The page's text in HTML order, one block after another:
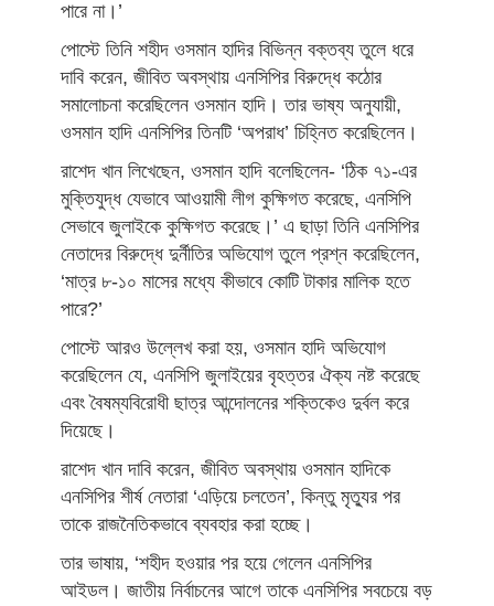
পারে না।’
পোস্টে তিনি শহীদ ওসমান হাদির বিভিন্ন বক্তব্য তুলে ধরে
দাবি করেন, জীবিত অবস্থায় এনসিপির বিরুদ্ধে কঠোর
সমালোচনা করেছিলেন ওসমান হাদি। তার ভাষ্য অনুযায়ী,
ওসমান হাদি এনসিপির তিনটি ‘অপরাধ’ চিহ্নিত করেছিলেন।
রাশেদ খান লিখেছেন, ওসমান হাদি বলেছিলেন- ‘ঠিক ৭১-এর
মুক্তিযুদ্ধ যেভাবে আওয়ামী লীগ কুক্ষিগত করেছে, এনসিপি
সেভাবে জুলাইকে কুক্ষিগত করেছে।’ এ ছাড়া তিনি এনসিপির
নেতাদের বিরুদ্ধে দুর্নীতির অভিযোগ তুলে প্রশ্ন করেছিলেন,
‘মাত্র ৮-১০ মাসের মধ্যে কীভাবে কোটি টাকার মালিক হতে
পারে?’
পোস্টে আরও উল্লেখ করা হয়, ওসমান হাদি অভিযোগ
করেছিলেন যে, এনসিপি জুলাইয়ের বৃহত্তর ঐক্য নষ্ট করেছে
এবং বৈষম্যবিরোধী ছাত্র আন্দোলনের শক্তিকেও দুর্বল করে
দিয়েছে।
রাশেদ খান দাবি করেন, জীবিত অবস্থায় ওসমান হাদিকে
এনসিপির শীর্ষ নেতারা ‘এড়িয়ে চলতেন’, কিন্তু মৃত্যুর পর
তাকে রাজনৈতিকভাবে ব্যবহার করা হচ্ছে।
তার ভাষায়, ‘শহীদ হওয়ার পর হয়ে গেলেন এনসিপির
আইডল। জাতীয় নির্বাচনের আগে তাকে এনসিপির সবচেয়ে বড়